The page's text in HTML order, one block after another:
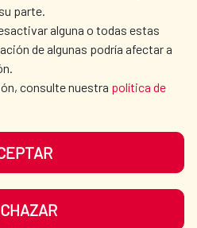
Sostenible España-
de España y
parte.
alguna o todas estas
de algunas podría afectar a
consulte nuestra política de
PROTECTION DES DONNÉES
PLAN DU SITE